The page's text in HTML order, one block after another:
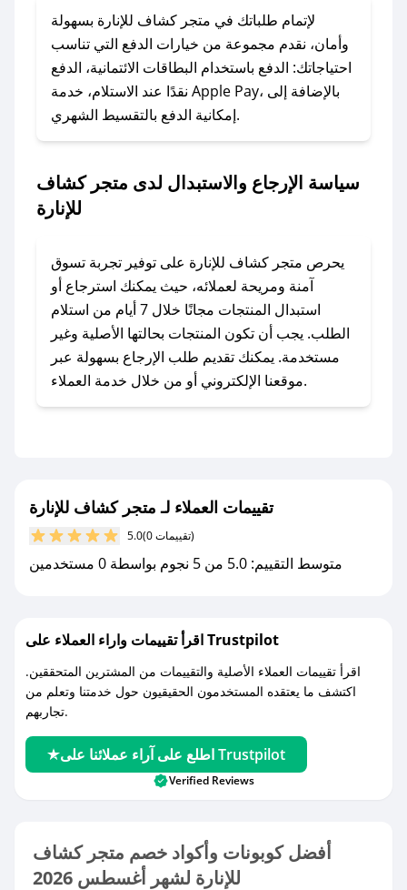
الرسائل الخاصة على تويتر أو البريد الإلكتروني،
وسنقوم بحل المشكلة في أسرع وقت ممكن.
### ماذا أفعل إذا لم أجد كود خصم لمتجري
المفضل؟
في حال عدم توفر كوبونات لمتجرك المفضل، يمكنك
أسرع وقت ممكن.
متجر كشاف للإنارة؟
للحصول على كوبونات وخصومات حصرية، قم بما
يلي:
للإنارة في تطبيق صحصح.
- تابع حسابنا الرسمي على تويتر وقم بتفعيل زر
لإتمام طلباتك في متجر كشاف للإنارة بسهولة
وأمان، نقدم مجموعة من خيارات الدفع التي تناسب
احتياجاتك: الدفع باستخدام البطاقات الائتمانية، الدفع
نقدًا عند الاستلام، خدمة Apple Pay، بالإضافة إلى
إمكانية الدفع بالتقسيط الشهري.
سياسة الإرجاع والاستبدال لدى متجر كشاف
للإنارة
يحرص متجر كشاف للإنارة على توفير تجربة تسوق
آمنة ومريحة لعملائه، حيث يمكنك استرجاع أو
استبدال المنتجات مجانًا خلال 7 أيام من استلام
الطلب. يجب أن تكون المنتجات بحالتها الأصلية وغير
مستخدمة. يمكنك تقديم طلب الإرجاع بسهولة عبر
موقعنا الإلكتروني أو من خلال خدمة العملاء.
تقييمات العملاء لـ متجر كشاف للإنارة
5.0 (0 تقييمات)
متوسط التقييم: 5.0 من 5 نجوم بواسطة 0 مستخدمين
اقرأ تقييمات واراء العملاء على Trustpilot
اقرأ تقييمات العملاء الأصلية والتقييمات من المشترين المتحققين.
اكتشف ما يعتقده المستخدمون الحقيقيون حول خدمتنا وتعلم من
تجاربهم.
اطلع على آراء عملائنا على Trustpilot
Verified Reviews
أفضل كوبونات وأكواد خصم متجر كشاف
للإنارة لشهر أغسطس 2026